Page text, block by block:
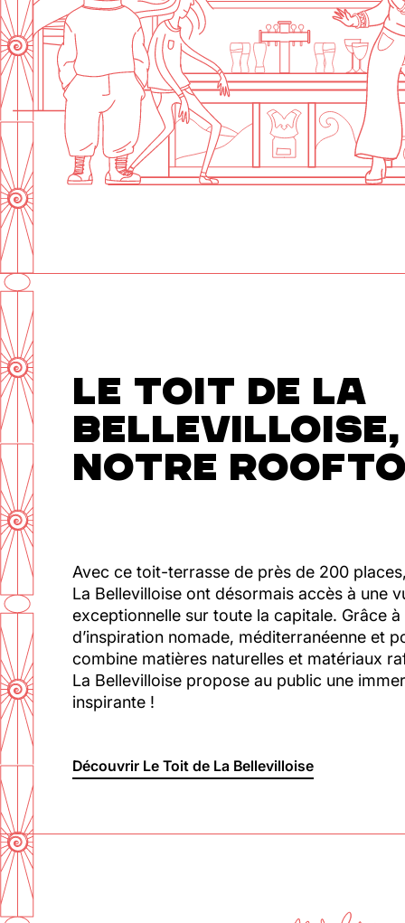
Sam : 15h00 - 23h00
Dim : 15h00 - 22h00
Lun, Mar : Fermé
Du Mercredi au Dimanche
Nous suivre
LE TOIT DE LA
BELLEVILLOISE,
NOTRE
Avec ce toit-terrasse de près de 200
La Bellevilloise ont désormais accès à une
exceptionnelle sur toute la capitale. Grâce
d’inspiration nomade, méditerranéenne et
combine matières naturelles et matériaux
La Bellevilloise propose au public une
inspirante !
Découvrir Le Toit de La Bellevilloise